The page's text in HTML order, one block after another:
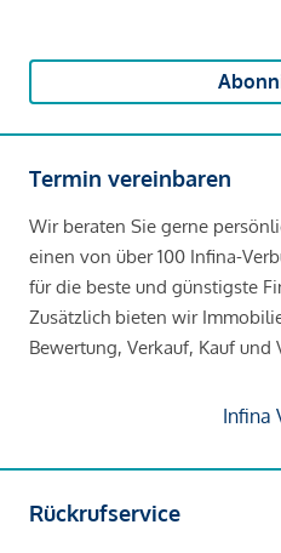
Termin vereinbaren
Wir beraten Sie gerne
einen von über 100 Infina-
für die beste und günstigste
Zusätzlich bieten wir
Bewertung, Verkauf, Kauf und
Infina
Rückrufservice